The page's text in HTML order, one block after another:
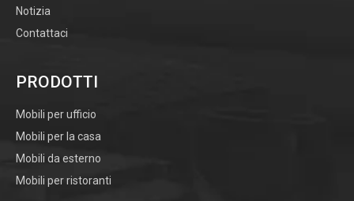
Notizia
Contattaci
PRODOTTI
Mobili per ufficio
Mobili per la casa
Mobili da esterno
Mobili per ristoranti